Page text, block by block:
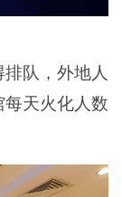
队，外地人
天火化人数